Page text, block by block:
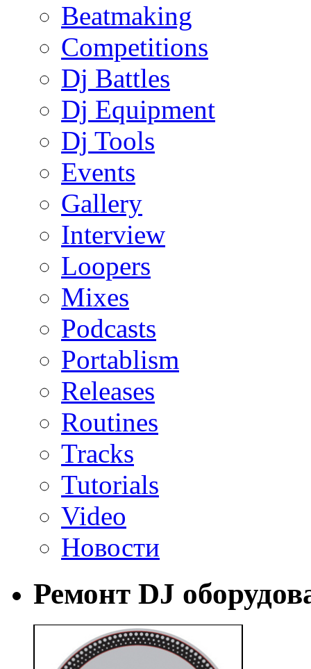
Beatmaking
Competitions
Dj Battles
Dj Equipment
Dj Tools
Events
Gallery
Interview
Loopers
Mixes
Podcasts
Portablism
Releases
Routines
Tracks
Tutorials
Video
Новости
Ремонт DJ